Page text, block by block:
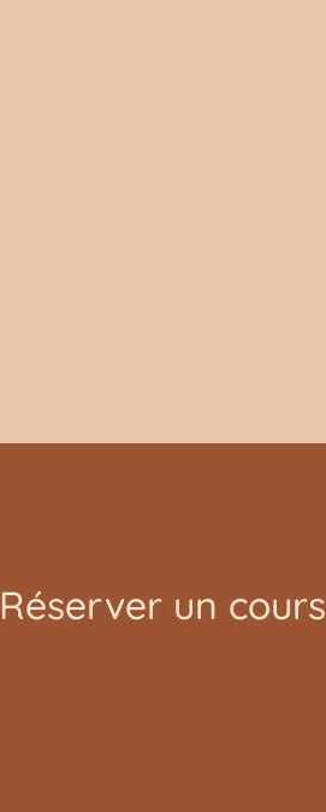
Réserver un cours